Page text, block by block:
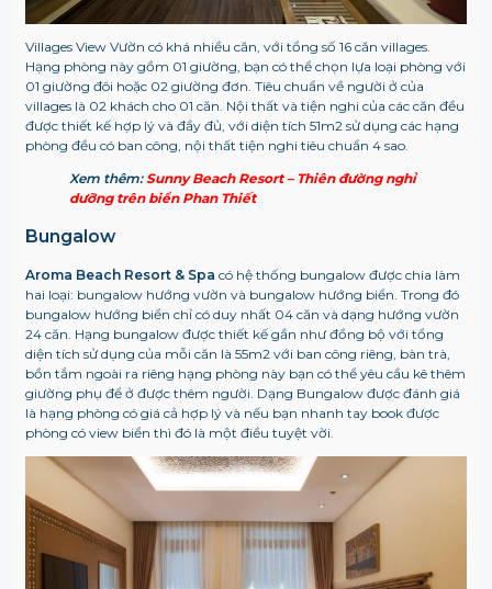
Villages View Vườn có khá nhiều căn, với tổng số 16 căn villages.
Hạng phòng này gồm 01 giường, bạn có thể chọn lựa loại phòng với
01 giường đôi hoặc 02 giường đơn. Tiêu chuẩn về người ở của
villages là 02 khách cho 01 căn. Nội thất và tiện nghi của các căn đều
được thiết kế hợp lý và đầy đủ, với diện tích 51m2 sử dụng các hạng
phòng đều có ban công, nội thất tiện nghi tiêu chuẩn 4 sao.
Xem thêm: Sunny Beach Resort – Thiên đường nghỉ
dưỡng trên biển Phan Thiết
Bungalow
Aroma Beach Resort & Spa có hệ thống bungalow được chia làm
hai loại: bungalow hướng vườn và bungalow hướng biển. Trong đó
bungalow hướng biển chỉ có duy nhất 04 căn và dạng hướng vườn
24 căn. Hạng bungalow được thiết kế gần như đồng bộ với tổng
diện tích sử dụng của mỗi căn là 55m2 với ban công riêng, bàn trà,
bồn tắm ngoài ra riêng hạng phòng này bạn có thể yêu cầu kê thêm
giường phụ để ở được thêm người. Dạng Bungalow được đánh giá
là hạng phòng có giá cả hợp lý và nếu bạn nhanh tay book được
phòng có view biển thì đó là một điều tuyệt vời.